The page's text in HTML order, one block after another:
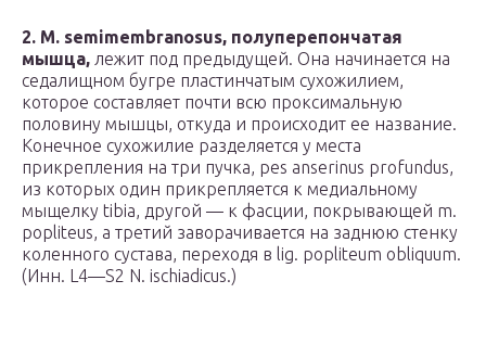
2. M. semimembranosus, полуперепончатая
мышца, лежит под предыдущей. Она начинается на
седалищном бугре пластинчатым сухожилием,
которое составляет почти всю проксимальную
половину мышцы, откуда и происходит ее название.
Конечное сухожилие разделяется у места
прикрепления на три пучка, pes anserinus profundus,
из которых один прикрепляется к медиальному
мыщелку tibia, другой — к фасции, покрывающей m.
popliteus, а третий заворачивается на заднюю стенку
коленного сустава, переходя в lig. popliteum obliquum.
(Инн. L4—S2 N. ischiadicus.)